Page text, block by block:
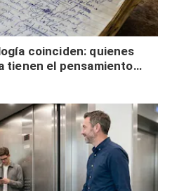
coinciden: quienes
tienen el pensamiento
por desinterés